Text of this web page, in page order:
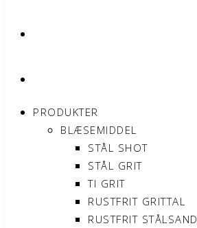
PRODUKTER
BLÆSEMIDDEL
STÅL SHOT
STÅL GRIT
TI GRIT
RUSTFRIT GRITTAL
RUSTFRIT STÅLSAND